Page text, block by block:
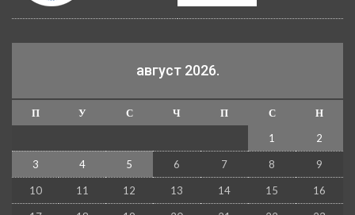
август 2026.
П У С Ч П С
Н
1
2
3 4 5 6 7 8 9
10 11 12 13 14 15 16